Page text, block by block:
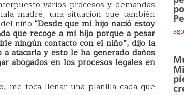
varios procesos y demandas
madre, una situación que también
niño.“Desde que mi hijo nació estoy
que recoge a mi hijo porque a pesar
ningún contacto con el niño”, dijo la
atacarla y esto le ha generado daños
abogados en los procesos legales en
me toca llenar una planilla cada que